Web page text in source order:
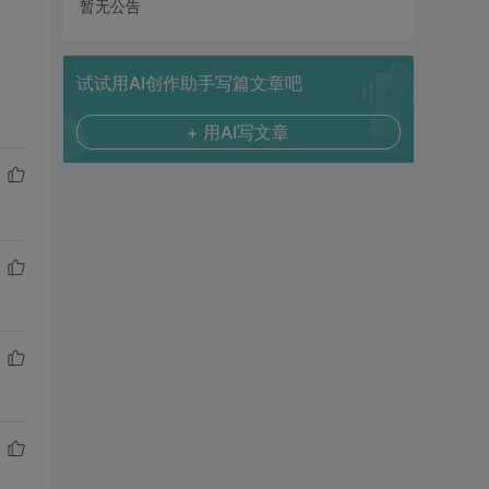
暂无公告
试试用AI创作助手写篇文章吧
+ 用AI写文章